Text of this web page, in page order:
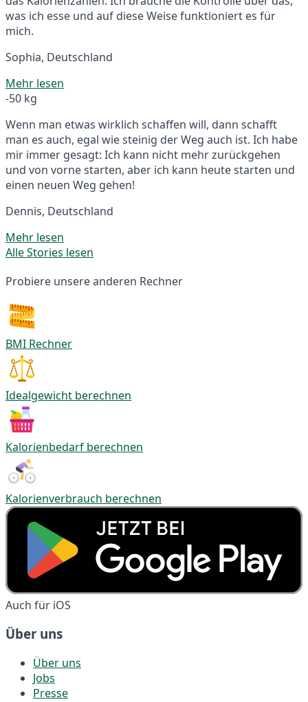
was ich esse und auf diese Weise funktioniert es für
mich.
Sophia, Deutschland
Mehr lesen
-50 kg
Wenn man etwas wirklich schaffen will, dann schafft
man es auch, egal wie steinig der Weg auch ist. Ich habe
mir immer gesagt: Ich kann nicht mehr zurückgehen
und von vorne starten, aber ich kann heute starten und
einen neuen Weg gehen!
Dennis, Deutschland
Mehr lesen
Alle Stories lesen
Probiere unsere anderen Rechner
BMI Rechner
Idealgewicht berechnen
Kalorienbedarf berechnen
Kalorienverbrauch berechnen
Auch für iOS
Über uns
Über uns
Jobs
Presse